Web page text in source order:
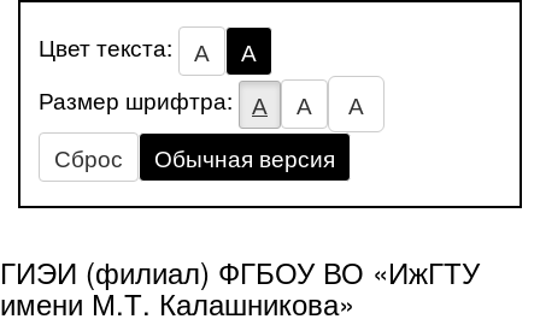
Цвет текста: А
А
Размер шрифтра:
А А
А
Сброс
Обычная версия
ГИЭИ (филиал) ФГБОУ ВО «ИжГТУ
имени М.Т. Калашникова»